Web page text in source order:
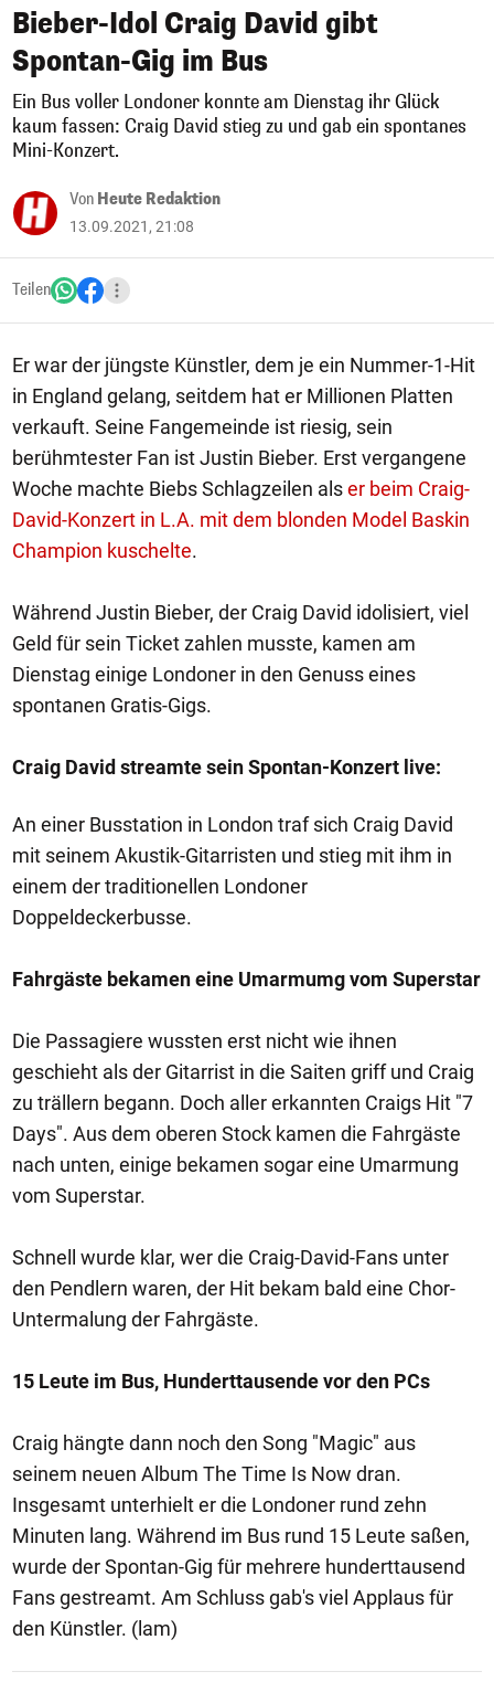
Bieber-Idol Craig David gibt
Spontan-Gig im Bus
Ein Bus voller Londoner konnte am Dienstag ihr Glück
kaum fassen: Craig David stieg zu und gab ein spontanes
Mini-Konzert.
Von Heute Redaktion
13.09.2021, 21:08
Teilen
Er war der jüngste Künstler, dem je ein Nummer-1-Hit
in England gelang, seitdem hat er Millionen Platten
verkauft. Seine Fangemeinde ist riesig, sein
berühmtester Fan ist Justin Bieber. Erst vergangene
Woche machte Biebs Schlagzeilen alser beim Craig-
David-Konzert in L.A. mit dem blonden Model Baskin
Champion kuschelte.
Während Justin Bieber, der Craig David idolisiert, viel
Geld für sein Ticket zahlen musste, kamen am
Dienstag einige Londoner in den Genuss eines
spontanen Gratis-Gigs.
Craig David streamte sein Spontan-Konzert live:
An einer Busstation in London traf sich Craig David
mit seinem Akustik-Gitarristen und stieg mit ihm in
einem der traditionellen Londoner
Doppeldeckerbusse.
Fahrgäste bekamen eine Umarmumg vom Superstar
Die Passagiere wussten erst nicht wie ihnen
geschieht als der Gitarrist in die Saiten griff und Craig
zu trällern begann. Doch aller erkannten Craigs Hit "7
Days". Aus dem oberen Stock kamen die Fahrgäste
nach unten, einige bekamen sogar eine Umarmung
vom Superstar.
Schnell wurde klar, wer die Craig-David-Fans unter
den Pendlern waren, der Hit bekam bald eine Chor-
Untermalung der Fahrgäste.
15 Leute im Bus, Hunderttausende vor den PCs
Craig hängte dann noch den Song "Magic" aus
seinem neuen Album The Time Is Now dran.
Insgesamt unterhielt er die Londoner rund zehn
Minuten lang. Während im Bus rund 15 Leute saßen,
wurde der Spontan-Gig für mehrere hunderttausend
Fans gestreamt. Am Schluss gab's viel Applaus für
den Künstler. (lam)